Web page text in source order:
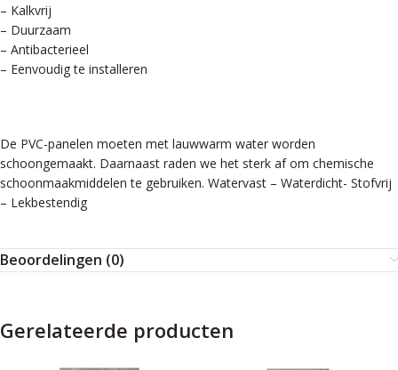
– Kalkvrij
– Duurzaam
– Antibacterieel
– Eenvoudig te installeren
De PVC-panelen moeten met lauwwarm water worden
schoongemaakt. Daarnaast raden we het sterk af om chemische
schoonmaakmiddelen te gebruiken. Watervast – Waterdicht- Stofvrij
– Lekbestendig
Beoordelingen (0)
Gerelateerde producten